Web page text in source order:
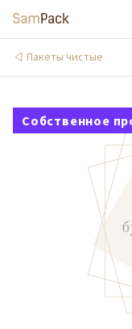
Пакеты чистые
Собственное